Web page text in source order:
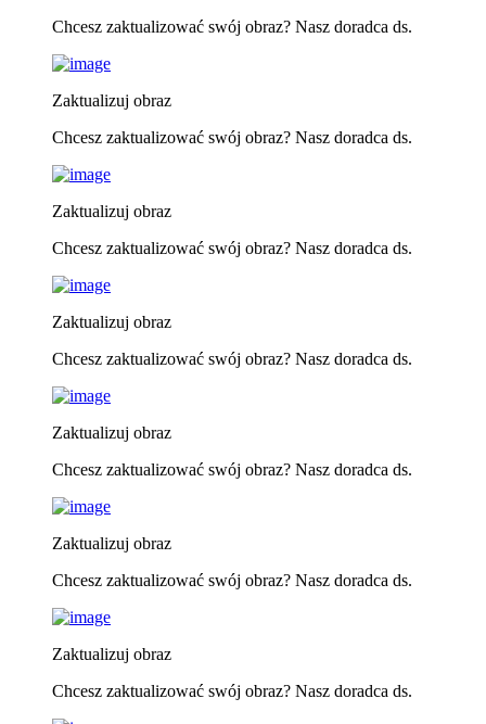
Chcesz zaktualizować swój obraz? Nasz doradca ds.
Zaktualizuj obraz
Chcesz zaktualizować swój obraz? Nasz doradca ds.
Zaktualizuj obraz
Chcesz zaktualizować swój obraz? Nasz doradca ds.
Zaktualizuj obraz
Chcesz zaktualizować swój obraz? Nasz doradca ds.
Zaktualizuj obraz
Chcesz zaktualizować swój obraz? Nasz doradca ds.
Zaktualizuj obraz
Chcesz zaktualizować swój obraz? Nasz doradca ds.
Zaktualizuj obraz
Chcesz zaktualizować swój obraz? Nasz doradca ds.